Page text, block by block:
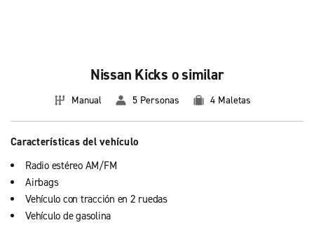
Nissan Kicks o similar
Manual 5 Personas 4 Maletas
Características del vehículo
Radio estéreo AM/FM
Airbags
Vehículo con tracción en 2 ruedas
Vehículo de gasolina